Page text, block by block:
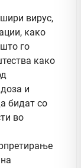
вирус,
како
го
како
и
бидат со
во